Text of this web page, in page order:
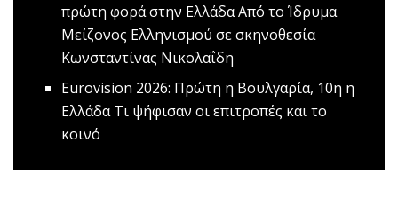
πρώτη φορά στην ΕλλάδαΑπό το Ίδρυμα
Μείζονος Ελληνισμού σε σκηνοθεσία
Κωνσταντίνας Νικολαΐδη
Εurovision 2026: Πρώτη η Βουλγαρία, 10η η
ΕλλάδαΤι ψήφισαν οι επιτροπές και το
κοινό